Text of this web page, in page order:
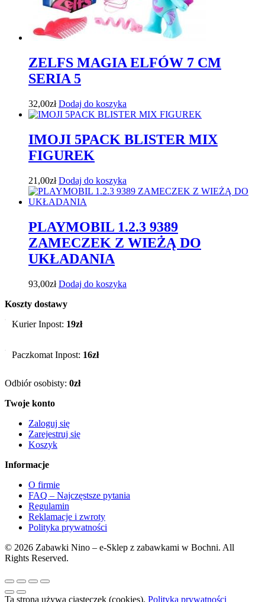
ZELFS MAGIA ELFÓW 7 CM
SERIA 5
32,00zł Dodaj do koszyka
IMOJI 5PACK BLISTER MIX
FIGUREK
21,00zł Dodaj do koszyka
PLAYMOBIL 1.2.3 9389
ZAMECZEK Z WIEŻĄ DO
UKŁADANIA
93,00zł Dodaj do koszyka
Koszty dostawy
Kurier Inpost: 19zł
Paczkomat Inpost: 16zł
Odbiór osobisty: 0zł
Twoje konto
Zaloguj się
Zarejestruj się
Koszyk
Informacje
O firmie
FAQ – Najczęstsze pytania
Regulamin
Reklamacje i zwroty
Polityka prywatności
© 2026 Zabawki Nino – e-Sklep z zabawkami w Bochni. All
Rights Reserved.
Ta strona używa ciasteczek (cookies). Polityka prywatności